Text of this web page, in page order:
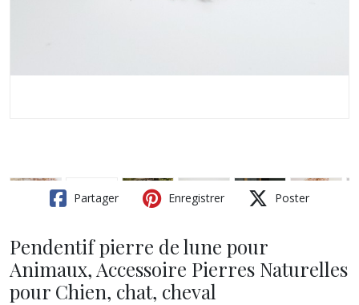
Partager Enregistrer Poster
Pendentif pierre de lune pour
Animaux, Accessoire Pierres Naturelles
pour Chien, chat, cheval